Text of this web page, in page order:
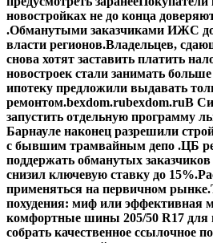
новостройках не до конца
.Обманутыми заказчиками ИЖС
власти регионов.Владельцев,
снова хотят заставить платить
новостроек стали занимать
ипотеку предложили выдавать
ремонтом.bexdom.rubexdom.ruВ
запустить отдельную программу
Барнауле наконец разрешили
с бывшим трамвайным депо .ЦБ
поддержать обманутых
снизил ключевую ставку до 15%.
применяться на первичном рынке.
похудения: миф или эффективная
комфортные шины 205/50 R17 для
собрать качественное ссылочное